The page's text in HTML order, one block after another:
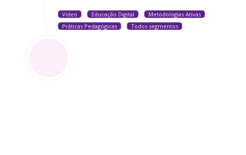
Vídeo Educação Digital
Metodologias Ativas
Práticas Pedagógicas
Todos segmentos